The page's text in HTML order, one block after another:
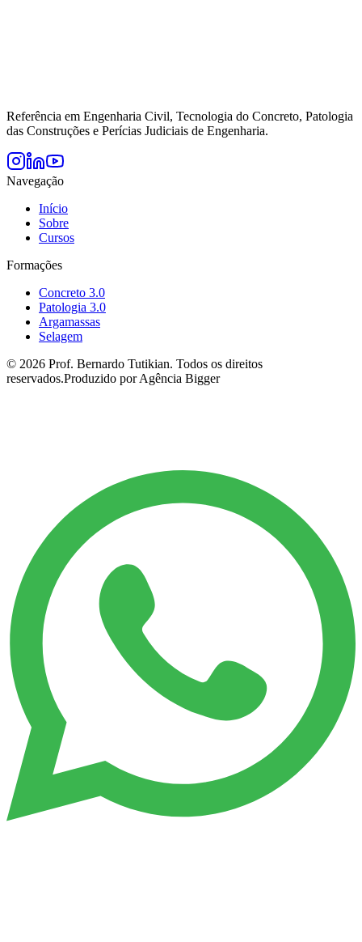
Referência em Engenharia Civil, Tecnologia do Concreto, Patologia
das Construções e Perícias Judiciais de Engenharia.
Navegação
Início
Sobre
Cursos
Formações
Concreto 3.0
Patologia 3.0
Argamassas
Selagem
© 2026 Prof. Bernardo Tutikian. Todos os direitos
reservados.Produzido por Agência Bigger